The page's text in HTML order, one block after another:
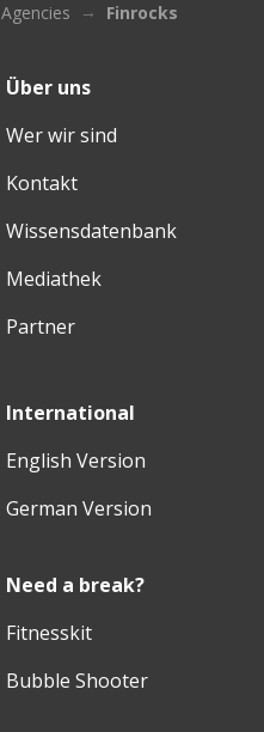
Agencies Finrocks
Über uns
Wer wir sind
Kontakt
Wissensdatenbank
Mediathek
Partner
International
English Version
German Version
Need a break?
Fitnesskit
Bubble Shooter